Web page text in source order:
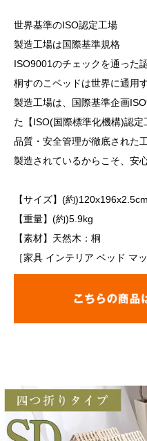
世界基準のISO認定工場
製造工場は国際基準規格
ISO9001のチェックを通った
桐すのこベッドは世界に通用
製造工場は、国際基準企画
た【ISO(国際標準化機構)認定
品質・安全管理が徹底された
製造されているからこそ、安
【サイズ】(約)120x196x2.5cm
【重量】(約)5.9kg
【素材】天然木：桐
［家具 インテリア ベッド マ